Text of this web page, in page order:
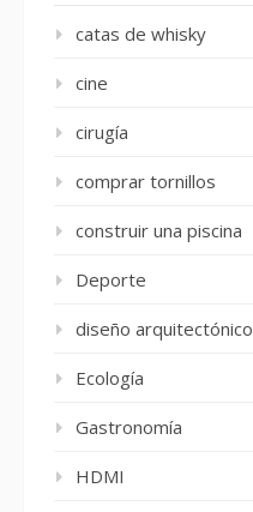
catas de whisky
cine
cirugía
comprar tornillos
construir una piscina
Deporte
diseño arquitectónico
Ecología
Gastronomía
HDMI